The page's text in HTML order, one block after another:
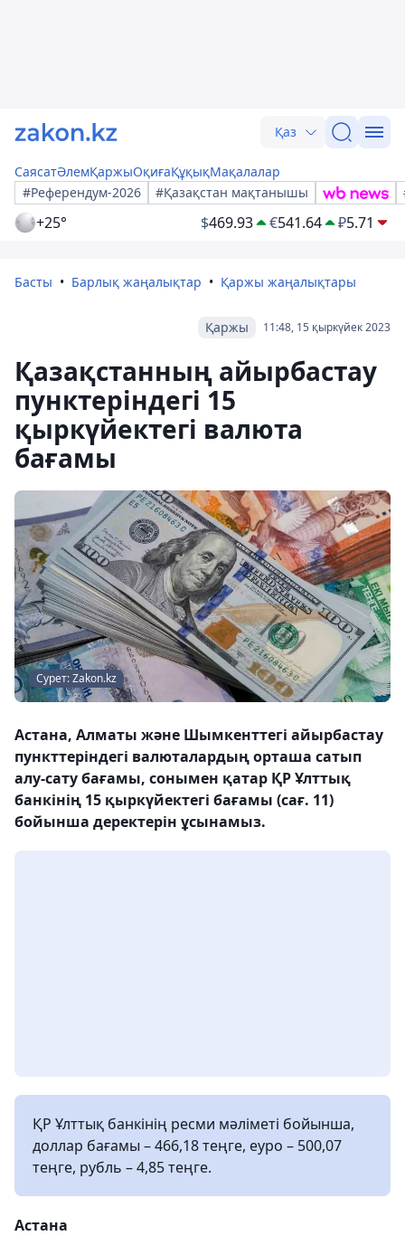
Қаз
СаясатӘлемҚаржыОқиғаҚұқықМақалалар
#Референдум-2026
#Қазақстан мақтанышы
+25° $469.93 €541.64 ₽5.71
Басты Барлық жаңалықтар Қаржы жаңалықтары
11:48, 15 қыркүйек 2023
Қаржы
Қазақстанның айырбастау
пунктеріндегі 15
қыркүйектегі валюта
бағамы
Сурет: Zakon.kz
Астана, Алматы және Шымкенттегі айырбастау
пункттеріндегі валюталардың орташа сатып
алу-сату бағамы, сонымен қатар ҚР Ұлттық
банкінің 15 қыркүйектегі бағамы (сағ. 11)
бойынша деректерін ұсынамыз.
ҚР Ұлттық банкінің ресми мәліметі бойынша,
доллар бағамы – 466,18 теңге, еуро – 500,07
теңге, рубль – 4,85 теңге.
Астана